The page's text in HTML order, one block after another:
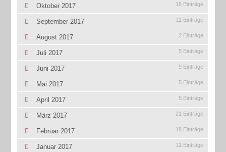
Oktober 2017 16 Einträge
September 2017 11 Einträge
August 2017 2 Einträge
Juli 2017 5 Einträge
Juni 2017 9 Einträge
Mai 2017 5 Einträge
April 2017 5 Einträge
März 2017 21 Einträge
Februar 2017 18 Einträge
Januar 2017 11 Einträge